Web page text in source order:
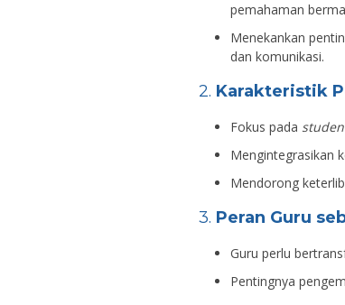
pemahaman
Menekankan
dan komunikasi.
2. Karakteristik
Fokus pada
Mengintegrasikan
Mendorong
3. Peran Guru
Guru perlu
Pentingnya